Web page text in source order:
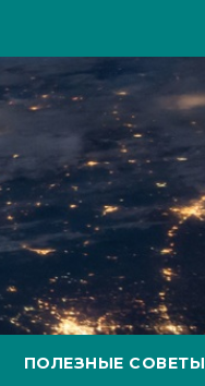
ПОЛЕЗНЫЕ СОВЕТЫ